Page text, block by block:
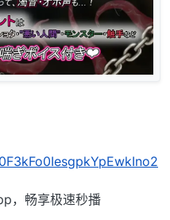
，畅享极速秒播